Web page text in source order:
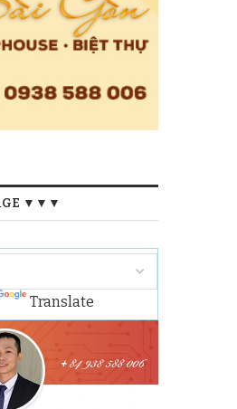
▼▼▼
Translate